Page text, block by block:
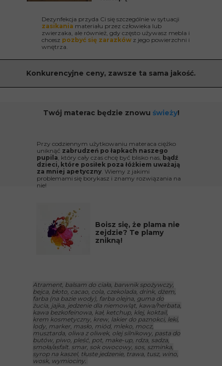
Dezynfekcja przyda Ci się szczególnie w sytuacji
zasikania materiału przez człowieka lub
zwierzaka, ale również, gdy często używasz mebla i
chcesz pozbyć się zarazków z jego powierzchni i
wnętrza.
Boisz się, że plama nie
zejdzie? Te plamy
znikną!
Atrament, balsam do ciała, barwnik spożywczy,
bejca, błoto, cacao, cola, czekolada, drink, dżem,
farba (na bazie wody), farba olejna, guma do
żucia, jajka, jedzenie dla niemowląt, kawa/herbata,
kawa bezkofeinowa, kał, ketchup, klej, koktail,
krem kosmetyczny, krew, lakier do paznokci, leki,
lody, marker, masło, miód, mleko, mocz,
musztarda, oliwa z oliwek, olej silnikowy, pasta do
butów, piwo, pleść, pot, make-up, rdza, sadza,
smoła/asfalt. smar, sok owocowy, sos, szminka,
syrop na kaszel, tłuste jedzenie, trawa, tusz, wino,
wosk, wymiociny.
Konkurencyjne ceny, zawsze ta sama jakość.
Twój materac będzie znowu świeży!
Przy codziennym użytkowaniu materaca ciężko
uniknąć zabrudzeń po łapkach naszego
pupila, który cały czas chcę być blisko nas, bądź
dzieci, które posiłek poza łóżkiem uważają
za mniej apetyczny. Wiemy z jakimi
problemami się borykasz i znamy rozwiązania na
nie!